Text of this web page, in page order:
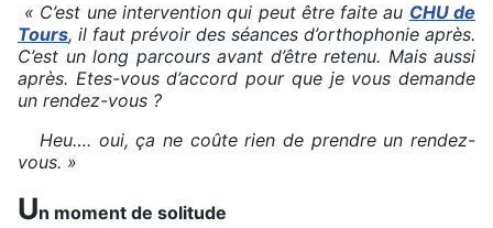
« C’est une intervention qui peut être faite au CHU de
Tours, il faut prévoir des séances d’orthophonie après.
C’est un long parcours avant d’être retenu. Mais aussi
après. Etes-vous d’accord pour que je vous demande
un rendez-vous ?
Heu…. oui, ça ne coûte rien de prendre un rendez-
vous. »
Un moment de solitude